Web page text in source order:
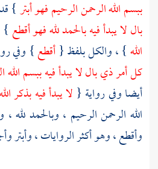
ببسم الله الرحمن الرحيم فهو أبتر}
بال لا يبدأ فيه بالحمد لله فهو أقطع }
الله} ، والكل بلفظ {أقطع} وفي
كل أمر ذي بال لا يبدأ فيه ببسم
أيضا وفي رواية { لا يبدأ فيه بذكر
الله الرحمن الرحيم ، وبالحمد لله
وأقطع ، وهو أكثر الروايات ، وأبتر